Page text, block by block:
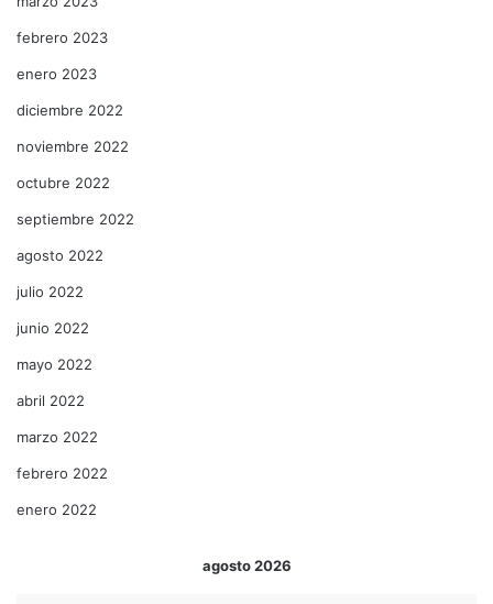
febrero 2023
enero 2023
diciembre 2022
noviembre 2022
octubre 2022
septiembre 2022
agosto 2022
julio 2022
junio 2022
mayo 2022
abril 2022
marzo 2022
febrero 2022
enero 2022
agosto 2026